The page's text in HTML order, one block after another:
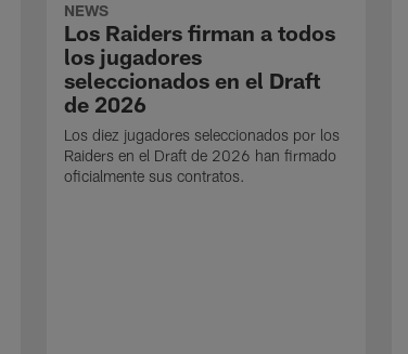
NEWS
Los Raiders firman a todos
los jugadores
seleccionados en el Draft
de 2026
Los diez jugadores seleccionados por los
Raiders en el Draft de 2026 han firmado
oficialmente sus contratos.